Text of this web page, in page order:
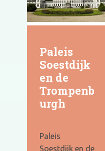
Paleis
Soestdijk
en de
Trompenb
urgh
Paleis
Soestdijk en de